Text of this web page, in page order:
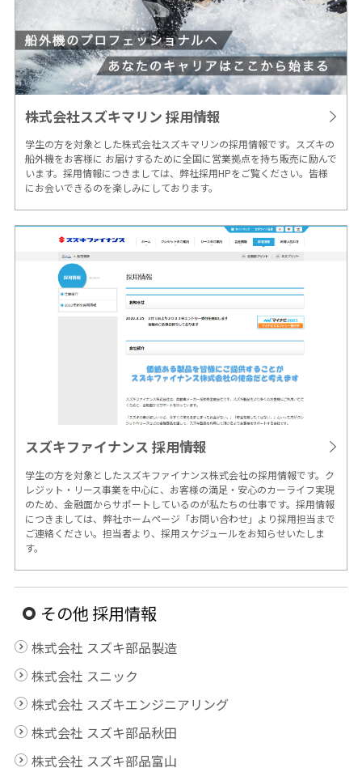
株式会社スズキマリン 採用情報
学生の方を対象とした株式会社スズキマリンの採用情報です。スズキの
船外機をお客様に お届けするために全国に営業拠点を持ち販売に励んで
います。採用情報につきましては、弊社採用HPをご覧ください。皆様
にお会いできるのを楽しみにしております。
スズキファイナンス 採用情報
学生の方を対象としたスズキファイナンス株式会社の採用情報です。ク
レジット・リース事業を中心に、お客様の満足・安心のカーライフ実現
のため、金融面からサポートしているのが私たちの仕事です。採用情報
につきましては、弊社ホームページ「お問い合わせ」より採用担当まで
ご連絡ください。担当者より、採用スケジュールをお知らせいたしま
す。
その他 採用情報
株式会社 スズキ部品製造
株式会社 スニック
株式会社 スズキエンジニアリング
株式会社 スズキ部品秋田
株式会社 スズキ部品富山